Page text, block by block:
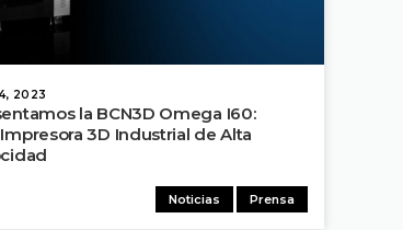
2023
Noticias Prensa
la BCN3D Omega I60:
3D Industrial de Alta